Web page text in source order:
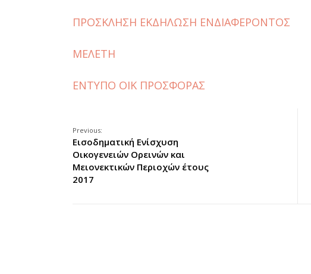
ΠΡΟΣΚΛΗΣΗ ΕΚΔΗΛΩΣΗ ΕΝΔΙΑΦΕΡΟΝΤΟΣ
ΜΕΛΕΤΗ
ΕΝΤΥΠΟ ΟΙΚ ΠΡΟΣΦΟΡΑΣ
Previous:
Εισοδηματική Ενίσχυση
Οικογενειών Ορεινών και
Μειονεκτικών Περιοχών έτους
2017